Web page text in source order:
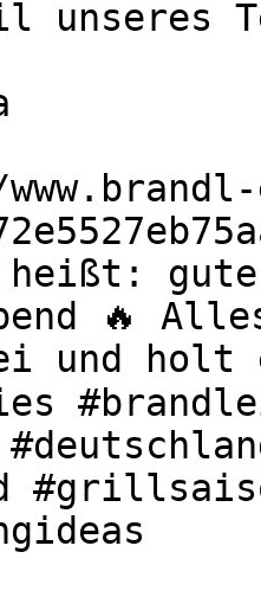
unseres
🔥
und holt